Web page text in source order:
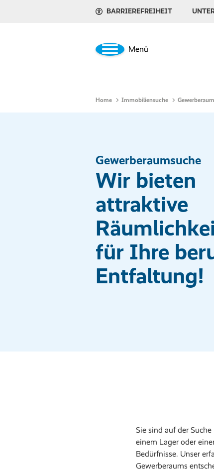
BARRIEREFREIHEIT
Menü
Home Immobiliensuche
Gewerberaumsuche
Wir bieten
attraktive
für Ihre
Entfaltung!
Sie sind auf der
einem Lager oder
Bedürfnisse. Unser
Gewerberaums